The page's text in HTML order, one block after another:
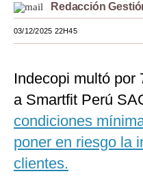
Estilos
Mundo
EEUU
México
España
Redacción
03/12/2025 22H45
Indecopi multó por
a Smartfit Perú
condiciones
poner en riesgo la
clientes.